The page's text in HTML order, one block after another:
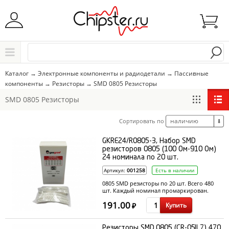
Начните водить название города..
Выбрать
Каталог → Электронные компоненты и радиодетали → Пассивные
компоненты → Резисторы → SMD 0805 Резисторы
SMD 0805 Резисторы
Сортировать по наличию ⬇
GKRE24/R0805-3, Набор SMD
резисторов 0805 (100 Ом-910 Ом)
24 номинала по 20 шт.
Артикул: 001258 Есть в наличии
0805 SMD резисторы по 20 шт. Всего 480
шт. Каждый номинал промаркирован.
191.00₽ Купить